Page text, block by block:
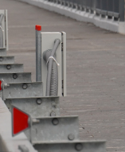
комплексе
одежды. Их
машинами,
и
уже
по
«Москино»: